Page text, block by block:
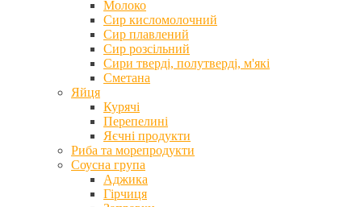
Молоко
Сир кисломолочний
Сир плавлений
Сир розсільний
Сири тверді, полутверді, м'які
Сметана
Яйця
Курячі
Перепелині
Яєчні продукти
Риба та морепродукти
Соусна група
Аджика
Гірчиця